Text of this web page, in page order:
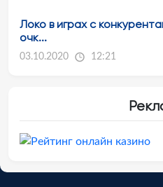
Локо в играх с
очк...
03.10.2020 12:21